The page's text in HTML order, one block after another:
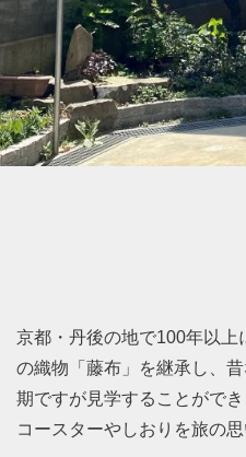
京都・丹後の地で100年以
の織物「藤布」を継承し、
期ですが見学することがで
コースターやしおりを旅の